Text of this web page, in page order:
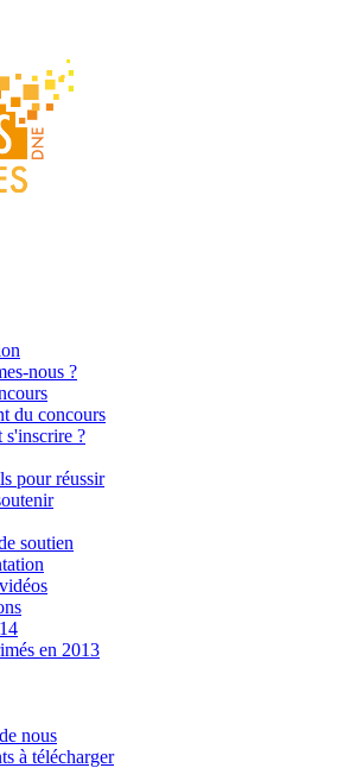
nous ?
du concours
s'inscrire ?
pour réussir
soutien
en 2013
nous
à télécharger